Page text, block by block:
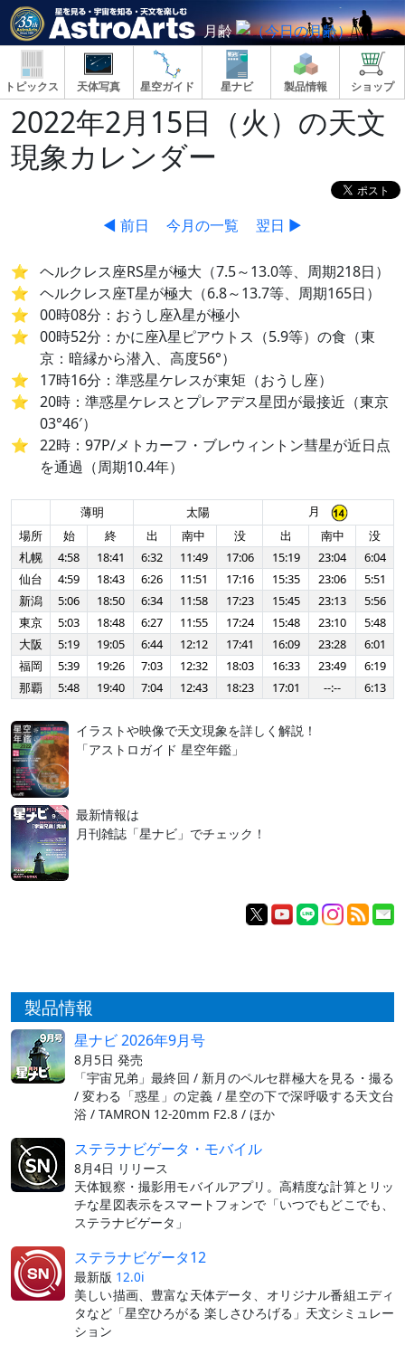
月齢
トピックス 天体写真 星空ガイド 星ナビ 製品情報 ショップ
2022年2月15日（火）の天文
現象カレンダー
◀ 前日 今月の一覧 翌日 ▶
ヘルクレス座RS星が極大（7.5～13.0等、周期218日）
ヘルクレス座T星が極大（6.8～13.7等、周期165日）
00時08分：おうし座λ星が極小
00時52分：かに座λ星ピアウトス（5.9等）の食（東
京：暗縁から潜入、高度56°）
17時16分：準惑星ケレスが東矩（おうし座）
20時：準惑星ケレスとプレアデス星団が最接近（東京
03°46′）
22時：97P/メトカーフ・ブレウィントン彗星が近日点
を通過（周期10.4年）
薄明 太陽
月
場所
始 終 出 南中 没 出 南中
没
札幌
4:58 18:41 6:32 11:49 17:06 15:19 23:04
6:04
仙台
4:59 18:43 6:26 11:51 17:16 15:35 23:06
5:51
新潟
5:06 18:50 6:34 11:58 17:23 15:45 23:13
5:56
東京
5:03 18:48 6:27 11:55 17:24 15:48 23:10
5:48
大阪
5:19 19:05 6:44 12:12 17:41 16:09 23:28
6:01
福岡
5:39 19:26 7:03 12:32 18:03 16:33 23:49
6:19
那覇
5:48 19:40 7:04 12:43 18:23 17:01 --:-- 6:13
イラストや映像で天文現象を詳しく解説！
「アストロガイド 星空年鑑」
最新情報は
月刊雑誌「星ナビ」でチェック！
製品情報
星ナビ 2026年9月号
8月5日 発売
「宇宙兄弟」最終回 / 新月のペルセ群極大を見る・撮る
/ 変わる「惑星」の定義 / 星空の下で深呼吸する天文台
浴 / TAMRON 12-20mm F2.8 / ほか
ステラナビゲータ・モバイル
8月4日 リリース
天体観察・撮影用モバイルアプリ。高精度な計算とリッ
チな星図表示をスマートフォンで「いつでもどこでも、
ステラナビゲータ」
ステラナビゲータ12
最新版 12.0i
美しい描画、豊富な天体データ、オリジナル番組エディ
タなど「星空ひろがる 楽しさひろげる」天文シミュレー
ション